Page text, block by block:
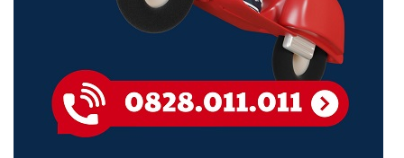
Đáng tin cậy và bền bỉ - Tenda 4G03 - Đối tác đáng tin cậy trong
suốt thời gian dài
Không chỉ về hiệu suất, Tenda 4G03 còn mang đến sự đáng tin cậy
và bền bỉ. Với chất liệu chất lượng cao và thiết kế cứng cáp, sản